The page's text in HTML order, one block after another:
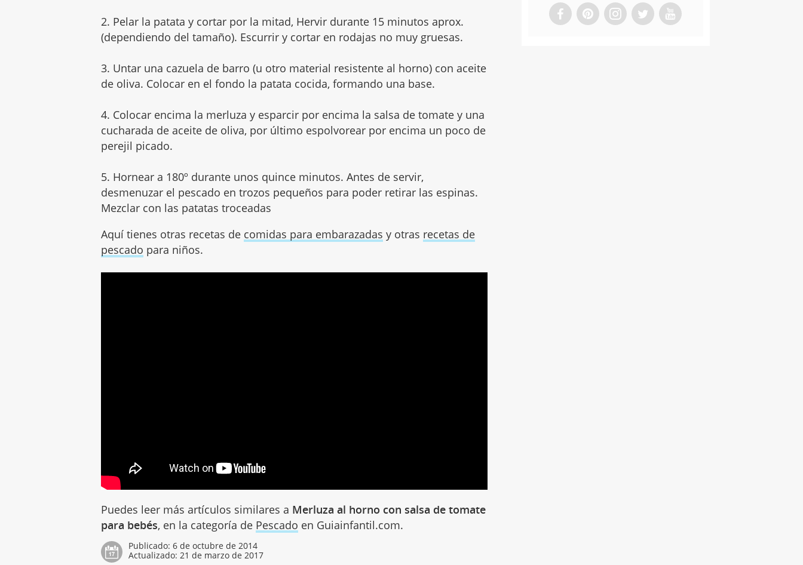
2. Pelar la patata y cortar por la mitad, Hervir durante 15 minutos aprox.
(dependiendo del tamaño). Escurrir y cortar en rodajas no muy gruesas.
3. Untar una cazuela de barro (u otro material resistente al horno) con aceite
de oliva. Colocar en el fondo la patata cocida, formando una base.
4. Colocar encima la merluza y esparcir por encima la salsa de tomate y una
cucharada de aceite de oliva, por último espolvorear por encima un poco de
perejil picado.
5. Hornear a 180º durante unos quince minutos. Antes de servir,
desmenuzar el pescado en trozos pequeños para poder retirar las espinas.
Mezclar con las patatas troceadas
Aquí tienes otras recetas de comidas para embarazadas y otras recetas de
pescado para niños.
Puedes leer más artículos similares a Merluza al horno con salsa de tomate
para bebés, en la categoría de Pescado en Guiainfantil.com.
Publicado:6 de octubre de 2014
Actualizado: 21 de marzo de 2017